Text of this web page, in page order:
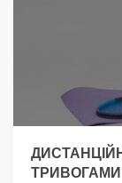
ТРИВОГАМИ